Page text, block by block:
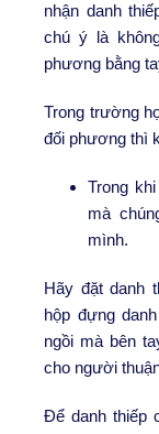
nhận danh
chú ý là
phương bằng
Trong trường
đối phương thì
Trong
mà
mình.
Hãy đặt danh
hộp đựng
ngồi mà bên
cho người
Để danh thiếp